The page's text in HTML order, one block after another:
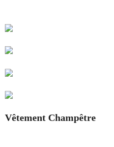
Vêtement Champêtre